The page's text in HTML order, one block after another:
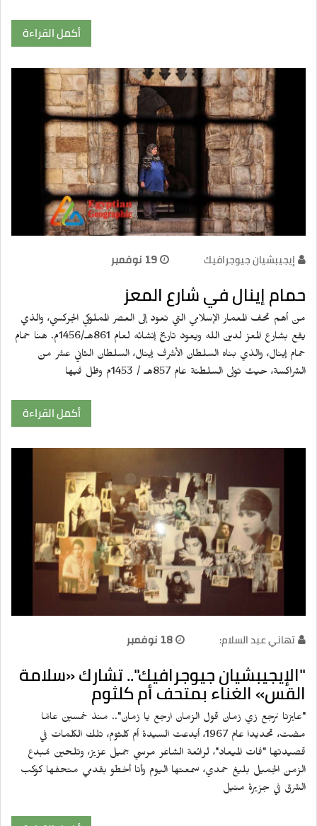
أكمل القراءة
إيجيبشيان جيوجرافيك
حمام إينال في شارع المعز
من أهم تحف المعمار الإسلامي التي تعود إلى العصر المملوكي الجركسي، والذي
يقع بشارع المعز لدين الله ويعود تاريخ إنشائه لعام ‏861‏هـ‏/1456‏م‏. هنا حمام
حمام إينال، والذي بناه السلطان الأشرف إينال، السلطان الثاني عشر من
الشراكسة، حيث تولى السلطنة عام 857هـ / 1453م وظل فيها
أكمل القراءة
تهاني عبد السلام:
"الإيجيبشيان جيوجرافيك".. تشارك «سلامة
القس» الغناء بمتحف أم كلثوم
"عايزنا نرجع زي زمان قول الزمان ارجع يا زمان".. منذ خمسين عامًا
مضت، تحديدا عام 1967، أبدعت السيدة أم كلثوم، تلك الكلمات في
قصيدتها "فات الميعاد"، لرائعة الشاعر مرسي جميل عزيز، وتلحين مُبدع
الزمن الجميل بليغ حمدي، سمعتها اليوم وأنا أخطو بقدمي متحفها كوكب
الشرق في جزيرة منيل